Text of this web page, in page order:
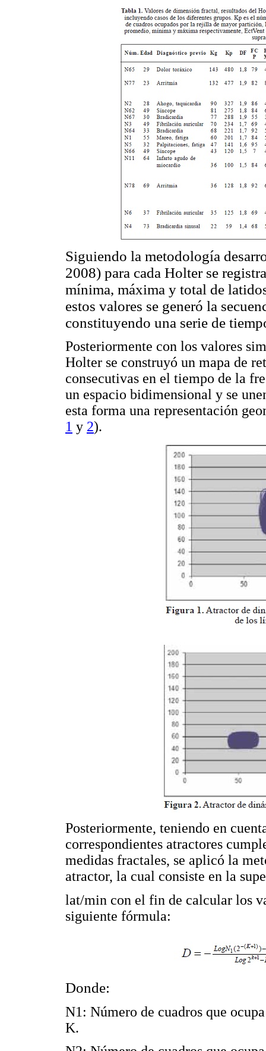
Siguiendo la metodología
2008) para cada Holter se
mínima, máxima y total de
estos valores se generó la
constituyendo una serie de
Posteriormente con los valores
Holter se construyó un mapa de
consecutivas en el tiempo de la
un espacio bidimensional y se
esta forma una representación
1 y 2).
Posteriormente, teniendo en
correspondientes atractores
medidas fractales, se aplicó la
atractor, la cual consiste en la
lat/min con el fin de calcular los
siguiente fórmula:
Donde:
N1: Número de cuadros que
K.